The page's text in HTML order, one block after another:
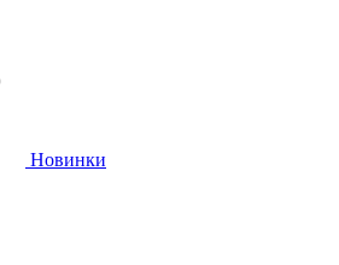
Новинки